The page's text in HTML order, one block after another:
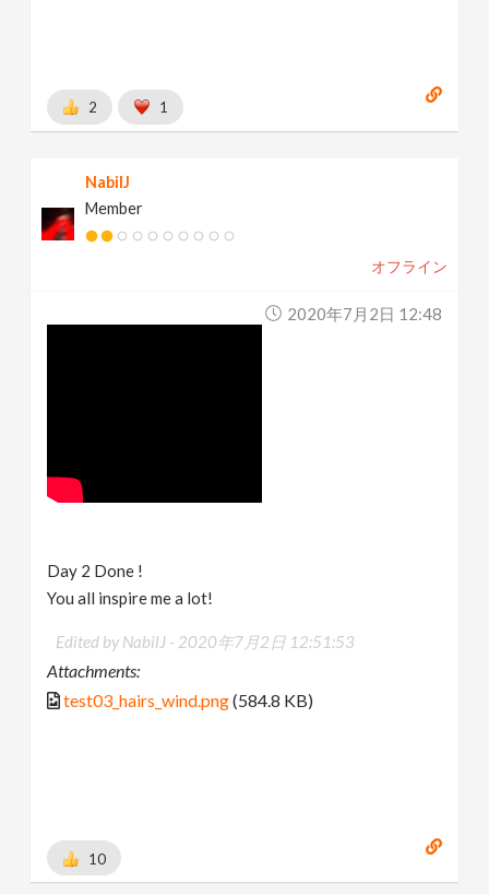
2 1
NabilJ
Member
オフライン
2020年7月2日 12:48
Day 2 Done !
You all inspire me a lot!
Edited by NabilJ - 2020年7月2日 12:51:53
Attachments:
test03_hairs_wind.png(584.8 KB)
10